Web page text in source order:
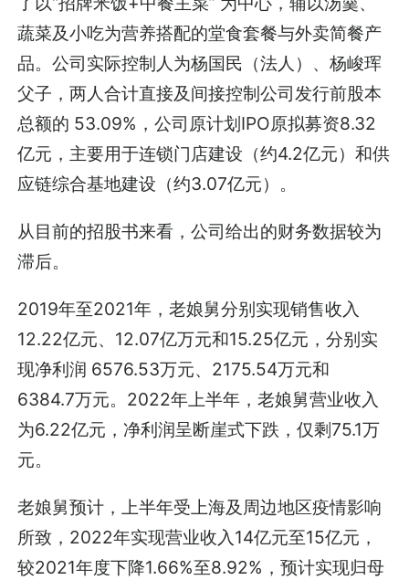
蔬菜及小吃为营养搭配的堂食套餐与外卖简餐产
品。公司实际控制人为杨国民（法人）、杨峻珲
父子，两人合计直接及间接控制公司发行前股本
总额的 53.09%，公司原计划IPO原拟募资8.32
亿元，主要用于连锁门店建设（约4.2亿元）和供
应链综合基地建设（约3.07亿元）。
从目前的招股书来看，公司给出的财务数据较为
滞后。
2019年至2021年，老娘舅分别实现销售收入
12.22亿元、12.07亿万元和15.25亿元，分别实
现净利润 6576.53万元、2175.54万元和
6384.7万元。2022年上半年，老娘舅营业收入
为6.22亿元，净利润呈断崖式下跌，仅剩75.1万
元。
老娘舅预计，上半年受上海及周边地区疫情影响
所致，2022年实现营业收入14亿元至15亿元，
较2021年度下降1.66%至8.92%，预计实现归母